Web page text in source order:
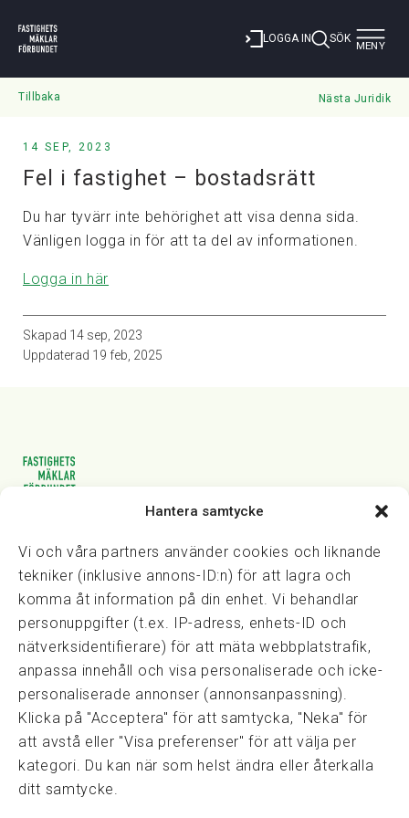
Hantera samtycke
Vi och våra partners använder cookies och liknande
tekniker (inklusive annons-ID:n) för att lagra och
komma åt information på din enhet. Vi behandlar
personuppgifter (t.ex. IP-adress, enhets-ID och
nätverksidentifierare) för att mäta webbplatstrafik,
anpassa innehåll och visa personaliserade och icke-
personaliserade annonser (annonsanpassning).
Klicka på "Acceptera" för att samtycka, "Neka" för
att avstå eller "Visa preferenser" för att välja per
kategori. Du kan när som helst ändra eller återkalla
ditt samtycke.
LOGGA IN SÖK Toggle
MENY
Tillbaka Nästa Juridik
14 SEP, 2023
Fel i fastighet – bostadsrätt
Du har tyvärr inte behörighet att visa denna sida.
Vänligen logga in för att ta del av informationen.
Logga in här
Skapad 14 sep, 2023
Uppdaterad 19 feb, 2025
Vasagatan 28, 111 20 Stockholm
kansli@fmf.se
Snabblänkar
Prisexempel
Medarbetare
Policies & integritet
Information om Cookie-hantering och Google Analytics
Integritetspolicy
Dataskyddsförordningen